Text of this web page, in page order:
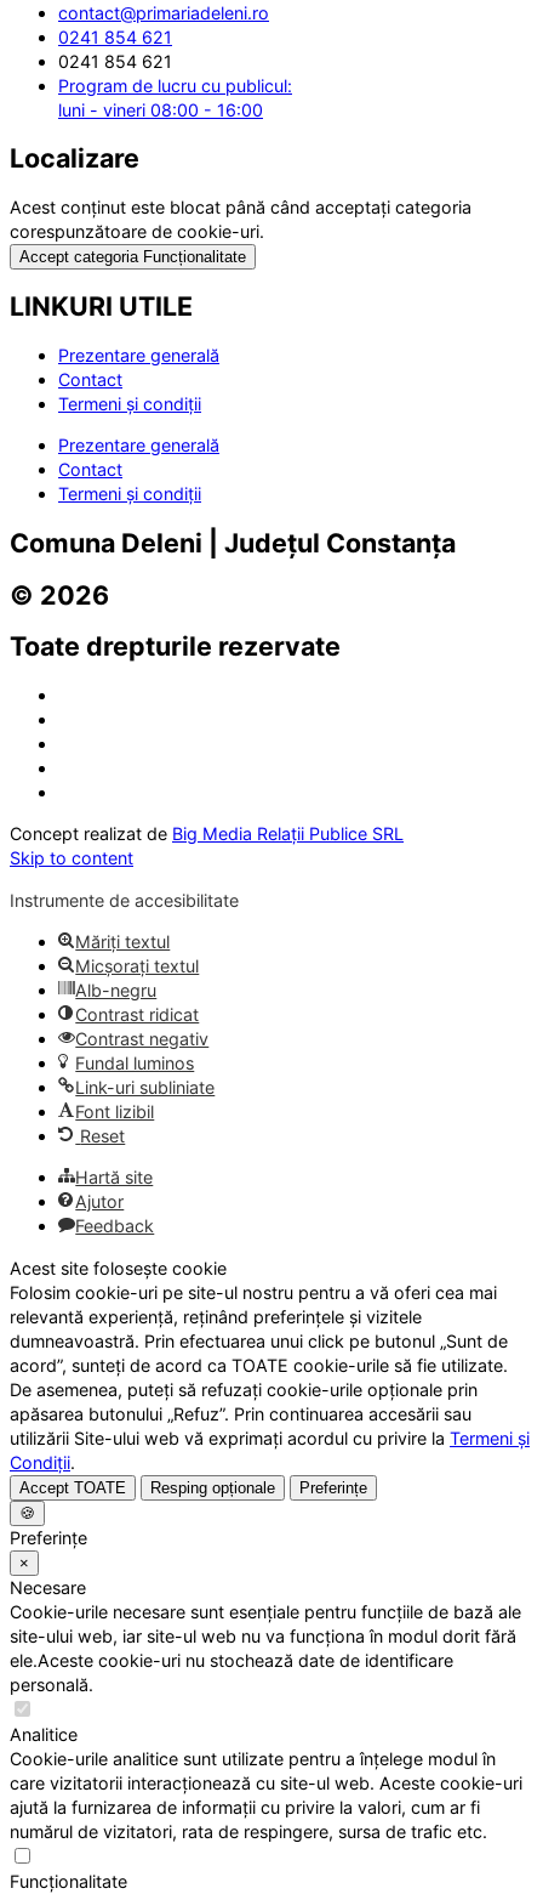
contact@primariadeleni.ro
0241 854 621
0241 854 621
Program de lucru cu publicul:
luni - vineri 08:00 - 16:00
Localizare
Acest conținut este blocat până când acceptați categoria
corespunzătoare de cookie-uri.
Accept categoria Funcționalitate
LINKURI UTILE
Prezentare generală
Contact
Termeni și condiții
Prezentare generală
Contact
Termeni și condiții
Comuna Deleni | Județul Constanța
© 2026
Toate drepturile rezervate
Concept realizat de Big Media Relații Publice SRL
Skip to content
Instrumente de accesibilitate
Măriți textul
Micșorați textul
Alb-negru
Contrast ridicat
Contrast negativ
Fundal luminos
Link-uri subliniate
Font lizibil
Reset
Hartă site
Ajutor
Feedback
Acest site folosește cookie
Folosim cookie-uri pe site-ul nostru pentru a vă oferi cea mai
relevantă experiență, reținând preferințele și vizitele
dumneavoastră. Prin efectuarea unui click pe butonul „Sunt de
acord”, sunteți de acord ca TOATE cookie-urile să fie utilizate.
De asemenea, puteți să refuzați cookie-urile opționale prin
apăsarea butonului „Refuz”. Prin continuarea accesării sau
utilizării Site-ului web vă exprimați acordul cu privire la Termeni și
Condiții.
Accept TOATE Resping opționale
Preferințe
🍪
Preferințe
×
Necesare
Cookie-urile necesare sunt esențiale pentru funcțiile de bază ale
site-ului web, iar site-ul web nu va funcționa în modul dorit fără
ele.Aceste cookie-uri nu stochează date de identificare
personală.
Analitice
Cookie-urile analitice sunt utilizate pentru a înțelege modul în
care vizitatorii interacționează cu site-ul web. Aceste cookie-uri
ajută la furnizarea de informații cu privire la valori, cum ar fi
numărul de vizitatori, rata de respingere, sursa de trafic etc.
Funcționalitate